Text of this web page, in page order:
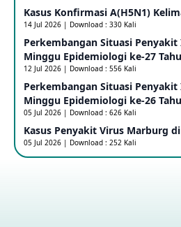
Penetapan Outbreak Penyakit
Uganda Sebagai PHEIC
Outbreak Penyakti Ebola di RD
16
Kasus Konfirmasi A(H5NN6) di
Kasus Konfirmasi A(H5N1)
14 Jul 2026 | Download : 330 Kali
Perkembangan Situasi
Minggu Epidemiologi ke-27
12 Jul 2026 | Download : 556 Kali
Perkembangan Situasi
Minggu Epidemiologi ke-26
05 Jul 2026 | Download : 626 Kali
Kasus Penyakit Virus Marburg
05 Jul 2026 | Download : 252 Kali